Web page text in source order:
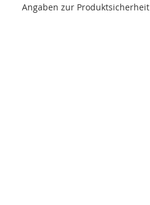
Angaben zur Produktsicherheit